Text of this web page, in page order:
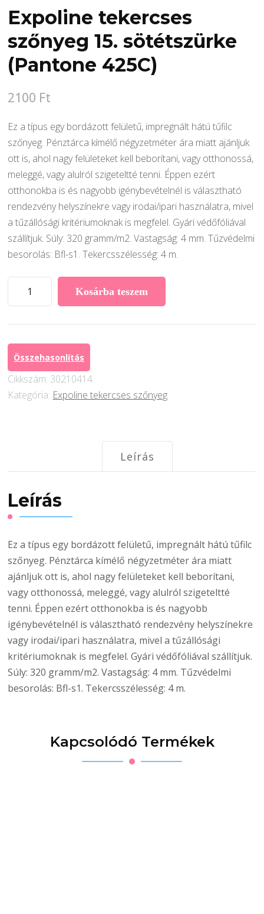
Expoline tekercses
szőnyeg 15. sötétszürke
(Pantone 425C)
2100 Ft
Ez a típus egy bordázott felületű, impregnált hátú tűfilc
szőnyeg. Pénztárca kímélő négyzetméter ára miatt ajánljuk
ott is, ahol nagy felületeket kell beborítani, vagy otthonossá,
meleggé, vagy alulról szigeteltté tenni. Éppen ezért
otthonokba is és nagyobb igénybevételnél is választható
rendezvény helyszínekre vagy irodai/ipari használatra, mivel
a tűzállósági kritériumoknak is megfelel. Gyári védőfóliával
szállítjuk. Súly: 320 gramm/m2. Vastagság: 4 mm. Tűzvédelmi
besorolás: Bfl-s1. Tekercsszélesség: 4 m.
sötétszürke
(Pantone
425C)
mennyiség
Kosárba teszem
Összehasonlítás
Cikkszám: 30210414
Kategória: Expoline tekercses szőnyeg
Leírás
Leírás
Ez a típus egy bordázott felületű, impregnált hátú tűfilc
szőnyeg. Pénztárca kímélő négyzetméter ára miatt
ajánljuk ott is, ahol nagy felületeket kell beborítani,
vagy otthonossá, meleggé, vagy alulról szigeteltté
tenni. Éppen ezért otthonokba is és nagyobb
igénybevételnél is választható rendezvény helyszínekre
vagy irodai/ipari használatra, mivel a tűzállósági
kritériumoknak is megfelel. Gyári védőfóliával szállítjuk.
Súly: 320 gramm/m2. Vastagság: 4 mm. Tűzvédelmi
besorolás: Bfl-s1. Tekercsszélesség: 4 m.
Kapcsolódó Termékek